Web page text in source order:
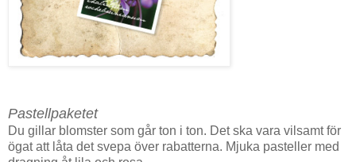
Pastellpaketet
Du gillar blomster som går ton i ton. Det ska vara vilsamt för
ögat att låta det svepa över rabatterna. Mjuka pasteller med